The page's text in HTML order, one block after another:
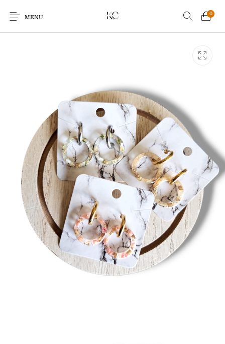
MENU
0
Bracelets Ringen
Sale! Echo Charm Giftcards